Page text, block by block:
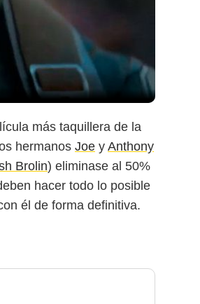
más taquillera de la
hermanos Joe y Anthony
Brolin) eliminase al 50%
hacer todo lo posible
él de forma definitiva.